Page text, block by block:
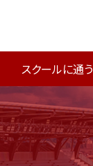
スクールに通う